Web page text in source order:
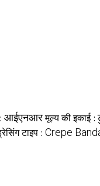
आईएनआर मूल्य की इकाई :
टाइप : Crepe